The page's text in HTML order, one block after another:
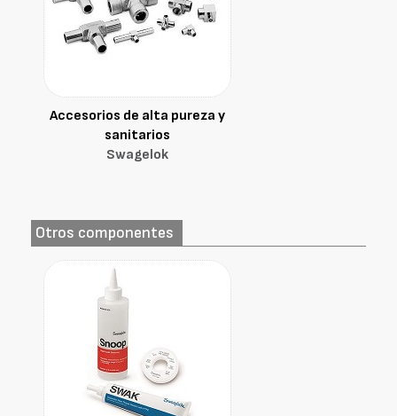
Accesorios de alta pureza y
sanitarios
Swagelok
Otros componentes